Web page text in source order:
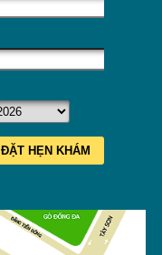
ĐẶT HẸN KHÁM